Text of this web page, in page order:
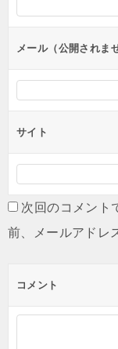
ンメール（公開されま
サイト
次回のコメント
前、メールアドレ
コメント